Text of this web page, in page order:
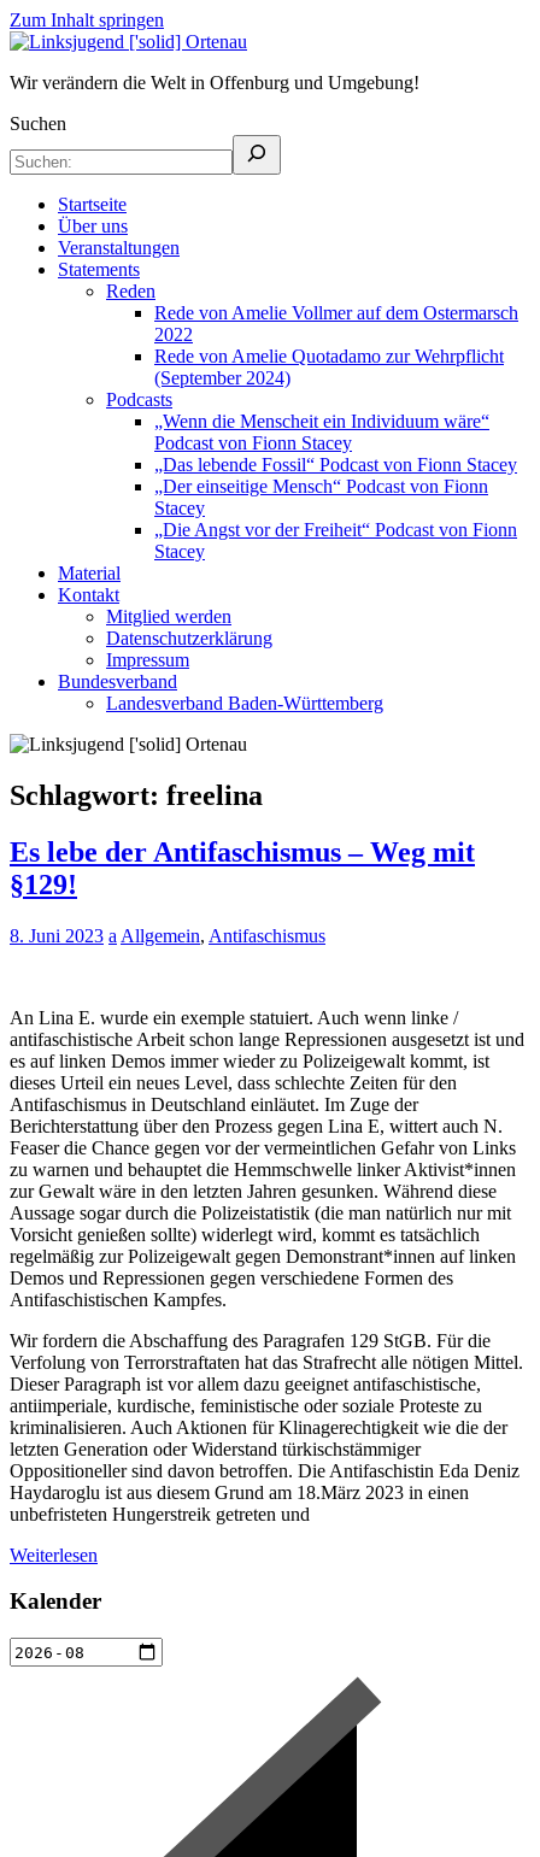
Zum Inhalt springen
Linksjugend
Ortenau
Wir verändern die Welt in Offenburg und Umgebung!
Wir verändern die Welt in Offenburg und Umgebung!
Suchen
Startseite
Über uns
Veranstaltungen
Statements
Reden
Rede von Amelie Vollmer auf dem Ostermarsch
2022
Rede von Amelie Quotadamo zur Wehrpflicht
(September 2024)
Podcasts
„Wenn die Menscheit ein Individuum wäre“
Podcast von Fionn Stacey
„Das lebende Fossil“ Podcast von Fionn Stacey
„Der einseitige Mensch“ Podcast von Fionn
Stacey
„Die Angst vor der Freiheit“ Podcast von Fionn
Stacey
Material
Kontakt
Mitglied werden
Datenschutzerklärung
Impressum
Bundesverband
Landesverband Baden-Württemberg
Schlagwort: freelina
Es lebe der Antifaschismus – Weg mit
§129!
8. Juni 2023 a Allgemein, Antifaschismus
An Lina E. wurde ein exemple statuiert. Auch wenn linke /
antifaschistische Arbeit schon lange Repressionen ausgesetzt ist und
es auf linken Demos immer wieder zu Polizeigewalt kommt, ist
dieses Urteil ein neues Level, dass schlechte Zeiten für den
Antifaschismus in Deutschland einläutet. Im Zuge der
Berichterstattung über den Prozess gegen Lina E, wittert auch N.
Feaser die Chance gegen vor der vermeintlichen Gefahr von Links
zu warnen und behauptet die Hemmschwelle linker Aktivist*innen
zur Gewalt wäre in den letzten Jahren gesunken. Während diese
Aussage sogar durch die Polizeistatistik (die man natürlich nur mit
Vorsicht genießen sollte) widerlegt wird, kommt es tatsächlich
regelmäßig zur Polizeigewalt gegen Demonstrant*innen auf linken
Demos und Repressionen gegen verschiedene Formen des
Antifaschistischen Kampfes.
Wir fordern die Abschaffung des Paragrafen 129 StGB. Für die
Verfolung von Terrorstraftaten hat das Strafrecht alle nötigen Mittel.
Dieser Paragraph ist vor allem dazu geeignet antifaschistische,
antiimperiale, kurdische, feministische oder soziale Proteste zu
kriminalisieren. Auch Aktionen für Klinagerechtigkeit wie die der
letzten Generation oder Widerstand türkischstämmiger
Oppositioneller sind davon betroffen. Die Antifaschistin Eda Deniz
Haydaroglu ist aus diesem Grund am 18.März 2023 in einen
unbefristeten Hungerstreik getreten und
Weiterlesen
Kalender